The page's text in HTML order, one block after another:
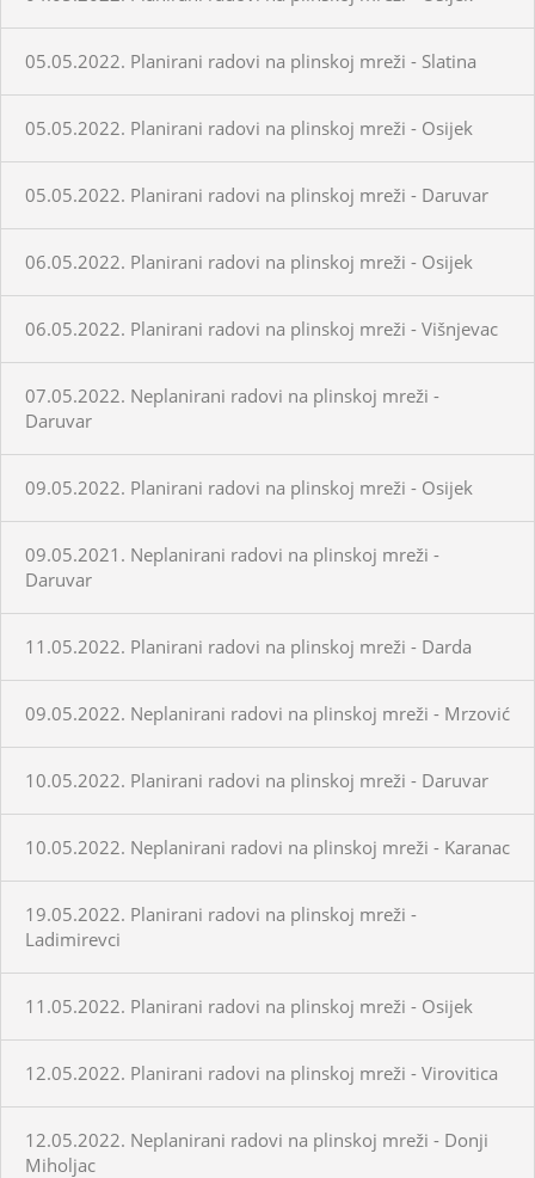
05.05.2022. Planirani radovi na plinskoj mreži - Slatina
05.05.2022. Planirani radovi na plinskoj mreži - Osijek
05.05.2022. Planirani radovi na plinskoj mreži - Daruvar
06.05.2022. Planirani radovi na plinskoj mreži - Osijek
06.05.2022. Planirani radovi na plinskoj mreži - Višnjevac
07.05.2022. Neplanirani radovi na plinskoj mreži -
Daruvar
09.05.2022. Planirani radovi na plinskoj mreži - Osijek
09.05.2021. Neplanirani radovi na plinskoj mreži -
Daruvar
11.05.2022. Planirani radovi na plinskoj mreži - Darda
09.05.2022. Neplanirani radovi na plinskoj mreži - Mrzović
10.05.2022. Planirani radovi na plinskoj mreži - Daruvar
10.05.2022. Neplanirani radovi na plinskoj mreži - Karanac
19.05.2022. Planirani radovi na plinskoj mreži -
Ladimirevci
11.05.2022. Planirani radovi na plinskoj mreži - Osijek
12.05.2022. Planirani radovi na plinskoj mreži - Virovitica
12.05.2022. Neplanirani radovi na plinskoj mreži - Donji
Miholjac